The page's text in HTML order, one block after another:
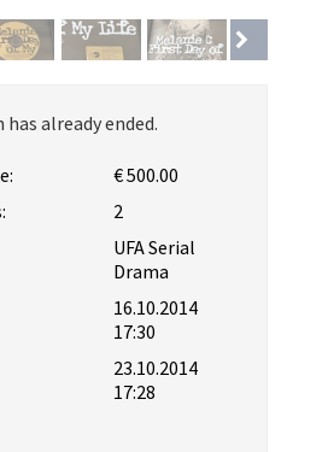
already ended.
€ 500.00
2
UFA Serial
Drama
16.10.2014
17:30
23.10.2014
17:28